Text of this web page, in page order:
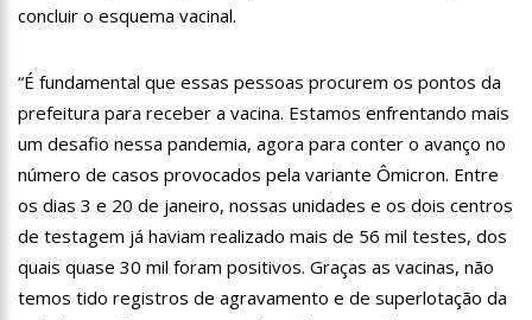
13:52
Jovem sofre queimaduras de 1º grau no rosto após celular
13:05 Cultura Manaus: 21ª Semana Nacional de Museus conta com
vasta programação em nove espaços culturais
12:57
Agenor Tupinambá tem primeiro encontro com namorado
após um ano de relacionamento a distância
Prefeitura de Manaus realiza 1ª Feira Folclórica no Centro
Cultural Povos da Amazônia
12:56 OMS declara fim da emergência em saúde por mpox
concluir o esquema vacinal.
“É fundamental que essas pessoas procurem os pontos da
prefeitura para receber a vacina. Estamos enfrentando mais
um desafio nessa pandemia, agora para conter o avanço no
número de casos provocados pela variante Ômicron. Entre
os dias 3 e 20 de janeiro, nossas unidades e os dois centros
de testagem já haviam realizado mais de 56 mil testes, dos
quais quase 30 mil foram positivos. Graças as vacinas, não
temos tido registros de agravamento e de superlotação da